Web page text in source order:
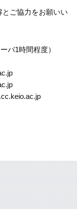
ご協力をお願いい
バ1時間程度）